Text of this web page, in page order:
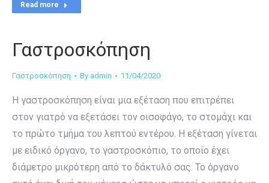
Read more
Γαστροσκόπηση
Γαστροσκόπηση By admin 11/04/2020
Η γαστροσκόπηση είναι μια εξέταση που επιτρέπει
στον γιατρό να εξετάσει τον οισοφάγο, το στομάχι και
το πρώτο τμήμα του λεπτού εντέρου. Η εξέταση γίνεται
με ειδικό όργανο, το γαστροσκόπιο, το οποίο έχει
διάμετρο μικρότερη από το δάκτυλό σας. Το όργανο